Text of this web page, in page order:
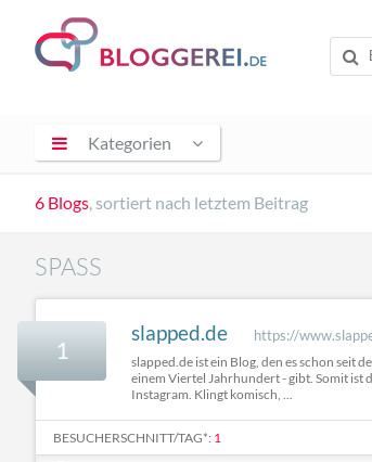
Kategorien
6 Blogs, sortiert nach letztem Beitrag
SPASS
1
slapped.de https://
slapped.de ist ein Blog, den es schon seit
einem Viertel Jahrhundert - gibt. Somit ist
Instagram. Klingt komisch, ...
BESUCHERSCHNITT/TAG*: 1